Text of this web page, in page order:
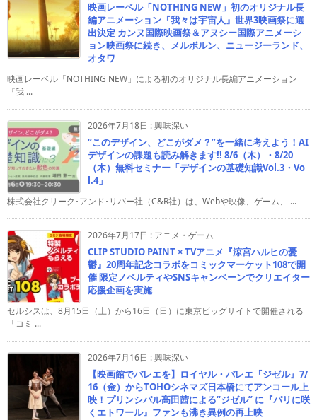
映画レーベル「NOTHING NEW」初のオリジナル長
編アニメーション『我々は宇宙人』世界3映画祭に選
出決定 カンヌ国際映画祭＆アヌシー国際アニメーシ
ョン映画祭に続き、メルボルン、ニュージーランド、
オタワ
映画レーベル「NOTHING NEW」による初のオリジナル長編アニメーション
『我 ...
2026年7月18日 :興味深い
“このデザイン、どこがダメ？”を一緒に考えよう！AI
デザインの課題も読み解きます!! 8/6（木）・8/20
（木）無料セミナー「デザインの基礎知識Vol.3・Vo
l.4」
株式会社クリーク･アンド･リバー社（C&R社）は、Webや映像、ゲーム、 ...
2026年7月17日 : アニメ・ゲーム
CLIP STUDIO PAINT × TVアニメ『涼宮ハルヒの憂
鬱』20周年記念コラボをコミックマーケット108で開
催 限定ノベルティやSNSキャンペーンでクリエイター
応援企画を実施
セルシスは、8月15日（土）から16日（日）に東京ビッグサイトで開催される
「コミ ...
2026年7月16日 :興味深い
【映画館でバレエを】ロイヤル・バレエ『ジゼル』7/
16（金）からTOHOシネマズ日本橋にてアンコール上
映！プリンシパル高田茜による“ジゼル” に『パリに咲
くエトワール』ファンも沸き異例の再上映